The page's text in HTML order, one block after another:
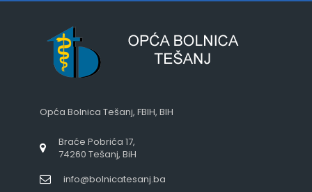
Opća Bolnica Tešanj, FBIH, BIH
Braće Pobrića 17,
74260 Tešanj, BiH
info@bolnicatesanj.ba